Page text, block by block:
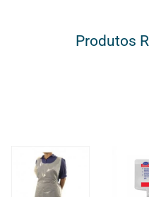
Produtos